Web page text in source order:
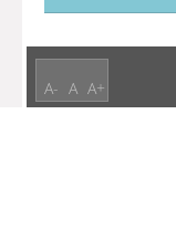
A- A A+